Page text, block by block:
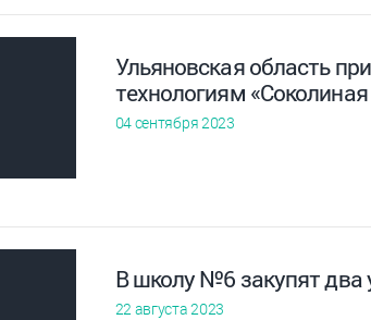
Ульяновская область
технологиям
04 сентября 2023
В школу №6 закупят два
22 августа 2023